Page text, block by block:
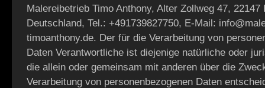
Malereibetrieb Timo Anthony, Alter Zollweg 47, 22147
Deutschland, Tel.: +491739827750, E-Mail:
timoanthony.de. Der für die Verarbeitung von
Daten Verantwortliche ist diejenige natürliche oder
die allein oder gemeinsam mit anderen über die
Verarbeitung von personenbezogenen Daten